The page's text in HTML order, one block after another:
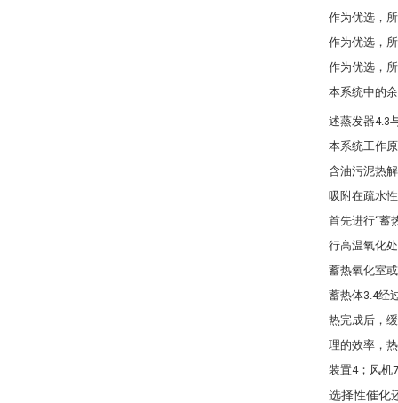
作为优选，
作为优选，
作为优选，
本系统中的
述蒸发器4.3
本系统工作
含油污泥热
吸附在疏水
首先进行“蓄
行高温氧化
蓄热氧化室
蓄热体3.4经
热完成后，
理的效率，
装置4；风机
选择性催化